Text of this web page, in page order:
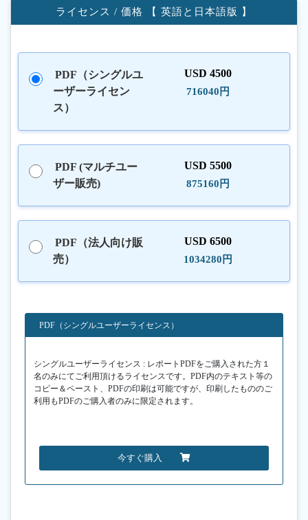
ライセンス / 価格 【 英語と日本語版 】
PDF（シングルユ
ーザーライセン
ス）
USD 4500
716040円
PDF (マルチユー
ザー販売)
USD 5500
875160円
PDF（法人向け販
売）
USD 6500
1034280円
PDF（シングルユーザーライセンス）
シングルユーザーライセンス : レポートPDFをご購入された方１
名のみにてご利用頂けるライセンスです。PDF内のテキスト等の
コピー＆ペースト、PDFの印刷は可能ですが、印刷したもののご
利用もPDFのご購入者のみに限定されます。
今すぐ購入